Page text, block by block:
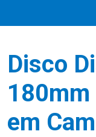
Disco
180mm
em